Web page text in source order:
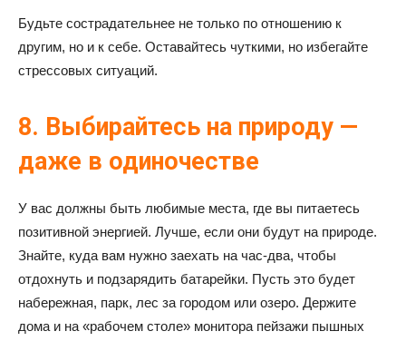
Будьте сострадательнее не только по отношению к
другим, но и к себе. Оставайтесь чуткими, но избегайте
стрессовых ситуаций.
8. Выбирайтесь на природу —
даже в одиночестве
У вас должны быть любимые места, где вы питаетесь
позитивной энергией. Лучше, если они будут на природе.
Знайте, куда вам нужно заехать на час-два, чтобы
отдохнуть и подзарядить батарейки. Пусть это будет
набережная, парк, лес за городом или озеро. Держите
дома и на «рабочем столе» монитора пейзажи пышных